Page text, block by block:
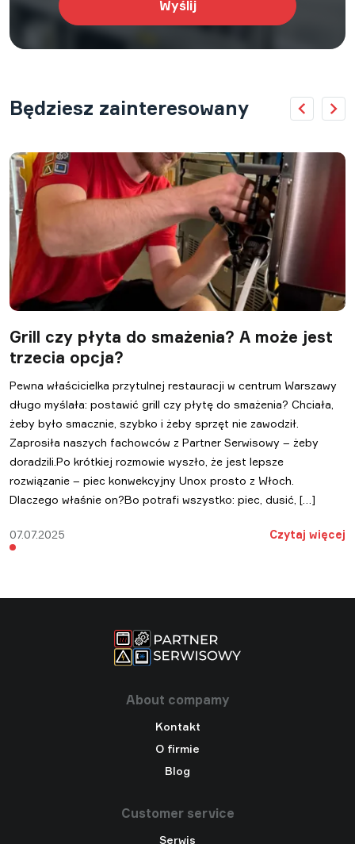
Będziesz zainteresowany
Grill czy płyta do smażenia? A może jest
trzecia opcja?
Pewna właścicielka przytulnej restauracji w centrum Warszawy
długo myślała: postawić grill czy płytę do smażenia? Chciała,
żeby było smacznie, szybko i żeby sprzęt nie zawodził.
Zaprosiła naszych fachowców z Partner Serwisowy – żeby
doradzili.Po krótkiej rozmowie wyszło, że jest lepsze
rozwiązanie – piec konwekcyjny Unox prosto z Włoch.
Dlaczego właśnie on?Bo potrafi wszystko: piec, dusić, […]
07.07.2025 Czytaj więcej
About compamy
Kontakt
O firmie
Blog
Customer service
Serwis